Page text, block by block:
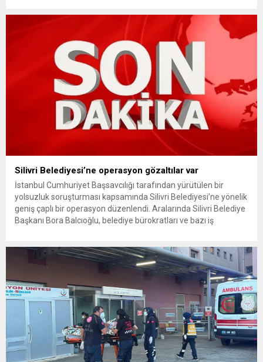
getiriyor. Hazine Müsteşarlığına bağlı ilgili kurumlarca...
Silivri Belediyesi’ne operasyon gözaltılar var
İstanbul Cumhuriyet Başsavcılığı tarafından yürütülen bir
yolsuzluk soruşturması kapsamında Silivri Belediyesi’ne yönelik
geniş çaplı bir operasyon düzenlendi. Aralarında Silivri Belediye
Başkanı Bora Balcıoğlu, belediye bürokratları ve bazı iş
inceleme ve arama çalışmaları devam ediyor. İstanbul’da...